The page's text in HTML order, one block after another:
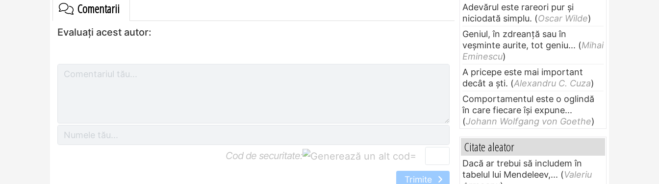
Comentarii
Evaluați acest autor:
Cod de securitate: =
Trimite
Adevărul este rareori pur și
niciodată simplu. (Oscar Wilde)
Geniul, în zdreanţă sau în
veşminte aurite, tot geniu... (Mihai
Eminescu)
A pricepe este mai important
decât a ști. (Alexandru C. Cuza)
Comportamentul este o oglindă
în care fiecare își expune...
(Johann Wolfgang von Goethe)
Citate aleator
Dacă ar trebui să includem în
tabelul lui Mendeleev,... (Valeriu